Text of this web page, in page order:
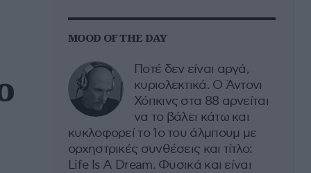
MOOD OF THE DAY
Ποτέ δεν είναι αργά,
κυριολεκτικά. Ο Άντονι
Χόπκινς στα 88 αρνείται
να το βάλει κάτω και
κυκλοφορεί το 1ο του άλμπουμ με
ορχηστρικές συνθέσεις και τίτλο:
Life Is A Dream. Φυσικά και είναι